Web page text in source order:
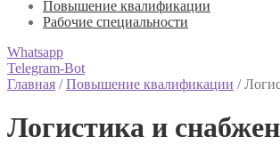
Повышение квалификации
Рабочие специальности
Whatsapp
Telegram-Bot
Главная /Повышение квалификации /
Логистика и